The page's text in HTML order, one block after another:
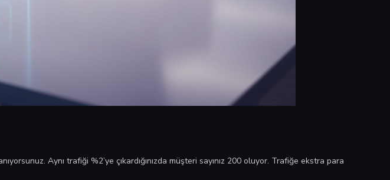
Aynı trafiği %2’ye çıkardığınızda müşteri sayınız 200 oluyor. Trafiğe ekstra para